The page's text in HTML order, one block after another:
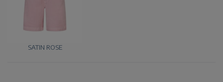
SATIN ROSE